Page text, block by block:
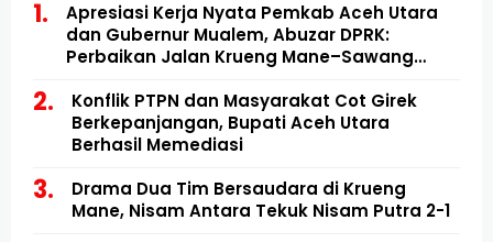
Apresiasi Kerja Nyata Pemkab Aceh Utara
dan Gubernur Mualem, Abuzar DPRK:
Perbaikan Jalan Krueng Mane–Sawang
Konflik PTPN dan Masyarakat Cot Girek
Berkepanjangan, Bupati Aceh Utara
Berhasil Memediasi
Drama Dua Tim Bersaudara di Krueng
Mane, Nisam Antara Tekuk Nisam Putra 2-1